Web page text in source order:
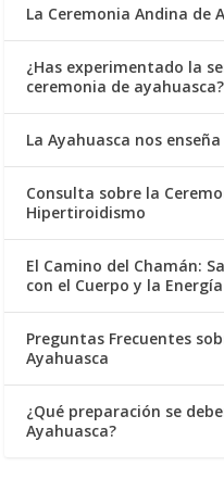
La Ceremonia Andina de
¿Has experimentado la
ceremonia de ayahuasca?
La Ayahuasca nos
Consulta sobre la
Hipertiroidismo
El Camino del Chamán:
con el Cuerpo y la Energía
Preguntas Frecuentes
Ayahuasca
¿Qué preparación se
Ayahuasca?